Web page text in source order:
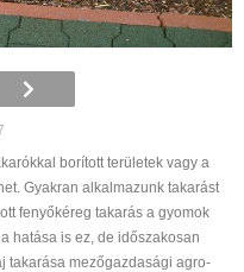
borított területek vagy a
Gyakran alkalmazunk takarást
fenyőkéreg takarás a gyomok
hatása is ez, de időszakosan
takarása mezőgazdasági agro-